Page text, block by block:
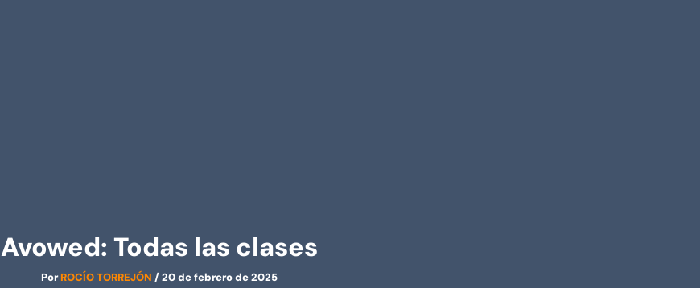
Avowed: Todas las clases
PorROCÍO TORREJÓN /20 de febrero de 2025